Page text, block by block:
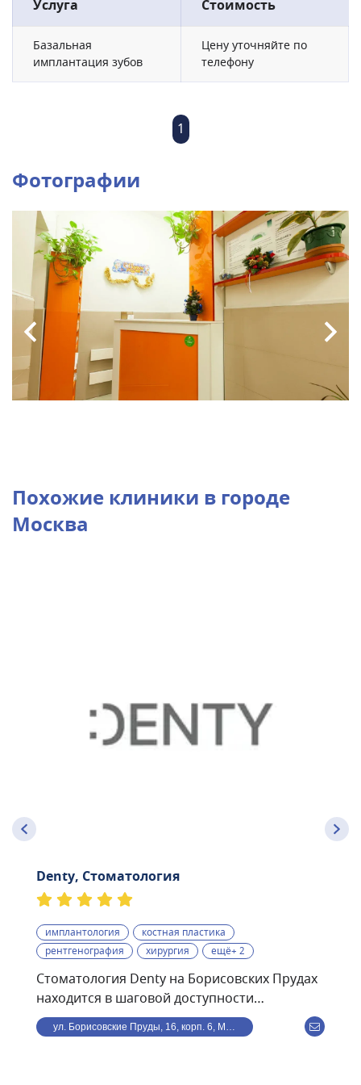
Услуга Стоимость
Базальная
имплантация зубов
Цену уточняйте по
телефону
1
Фотографии
Похожие клиники в городе
Москва
Denty, Стоматология
имплантология
костная пластика
рентгенография
хирургия ещё+ 2
Стоматология Denty на Борисовских Прудах
находится в шаговой доступности
от станции метро
Борисово.Стоматологическая клиника Denty
ул. Борисовские Пруды, 16, корп. 6, Москва, Россия